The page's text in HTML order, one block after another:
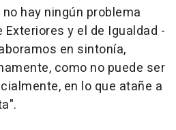
hay ningún problema
y el de Igualdad -
en sintonía,
como no puede ser
en lo que atañe a